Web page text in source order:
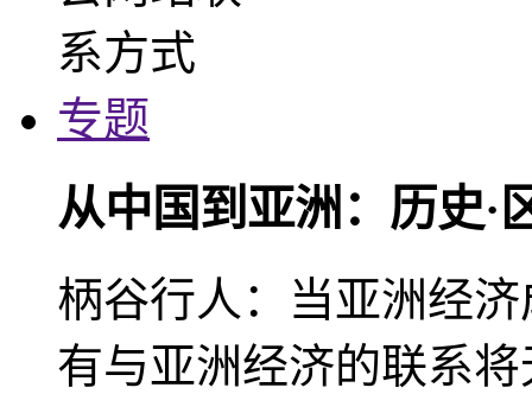
专题
从中国到亚洲：历史·
柄谷行人：当亚洲经
有与亚洲经济的联系